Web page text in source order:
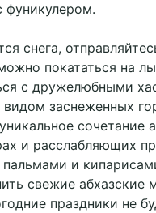
фуникулером.
снега,
покататься на
с дружелюбными
видом заснеженных
сочетание
и расслабляющих
и
свежие
праздники не